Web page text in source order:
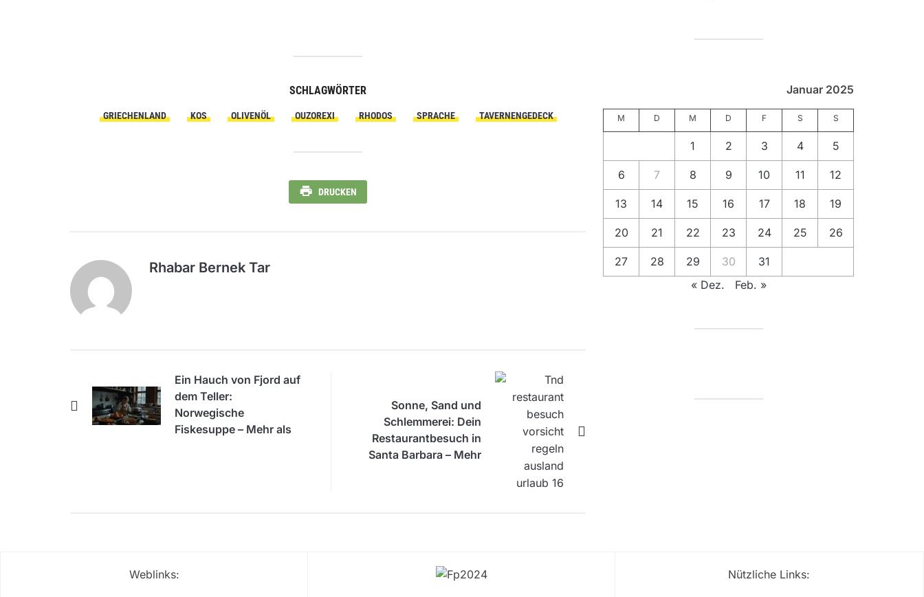
SCHLAGWÖRTER
GRIECHENLAND KOS OLIVENÖL OUZOREXI RHODOS SPRACHE TAVERNENGEDECK
DRUCKEN
Rhabar Bernek Tar
Ein Hauch von Fjord auf
dem Teller:
Norwegische
Fiskesuppe – Mehr als
Sonne, Sand und
Schlemmerei: Dein
Restaurantbesuch in
Santa Barbara – Mehr
Januar 2025
M D M D F S S
1 2 3 4 5
6 7 8 9 10 11 12
13 14 15 16 17 18 19
20 21 22 23 24 25 26
27 28 29 30
31
« Dez.
Feb. »
Weblinks: Nützliche Links: